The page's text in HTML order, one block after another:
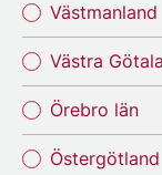
Västmanland
Västra
Örebro län
Östergötland